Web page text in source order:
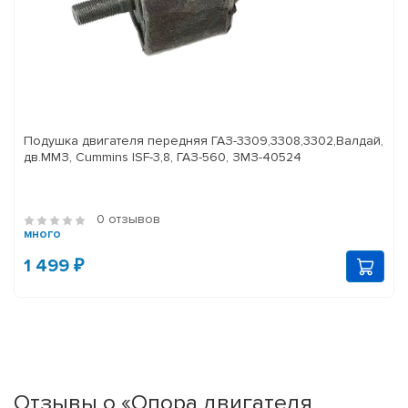
Подушка двигателя передняя ГАЗ-3309,3308,3302,Валдай,
дв.ММЗ, Cummins ISF-3,8, ГАЗ-560, ЗМЗ-40524
0 отзывов
много
1 499 ₽